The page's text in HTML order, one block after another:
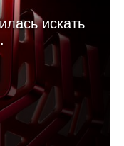
искать